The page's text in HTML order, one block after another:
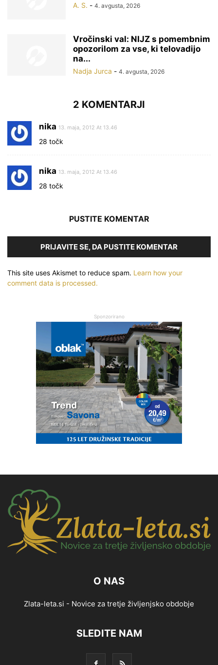
A. S. - 4. avgusta, 2026
Vročinski val: NIJZ s pomembnim
opozorilom za vse, ki telovadijo
na...
Nadja Jurca - 4. avgusta, 2026
2 KOMENTARJI
nika 13. maja, 2012 At 13.46
28 točk
nika 13. maja, 2012 At 13.46
28 točk
PUSTITE KOMENTAR
PRIJAVITE SE, DA PUSTITE KOMENTAR
This site uses Akismet to reduce spam. Learn how your
comment data is processed.
Sponzorirano
O NAS
Zlata-leta.si - Novice za tretje življenjsko obdobje
SLEDITE NAM